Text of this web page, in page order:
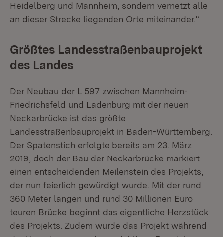
Heidelberg und Mannheim, sondern vernetzt alle
an dieser Strecke liegenden Orte miteinander.“
Größtes Landesstraßenbauprojekt
des Landes
Der Neubau der L 597 zwischen Mannheim-
Friedrichsfeld und Ladenburg mit der neuen
Neckarbrücke ist das größte
Landesstraßenbauprojekt in Baden-Württemberg.
Der Spatenstich erfolgte bereits am 23. März
2019, doch der Bau der Neckarbrücke markiert
einen entscheidenden Meilenstein des Projekts,
der nun feierlich gewürdigt wurde. Mit der rund
360 Meter langen und rund 30 Millionen Euro
teuren Brücke beginnt das eigentliche Herzstück
des Projekts. Zudem wurde das Projekt während